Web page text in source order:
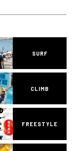
SURF
CLIMB
FREESTYLE